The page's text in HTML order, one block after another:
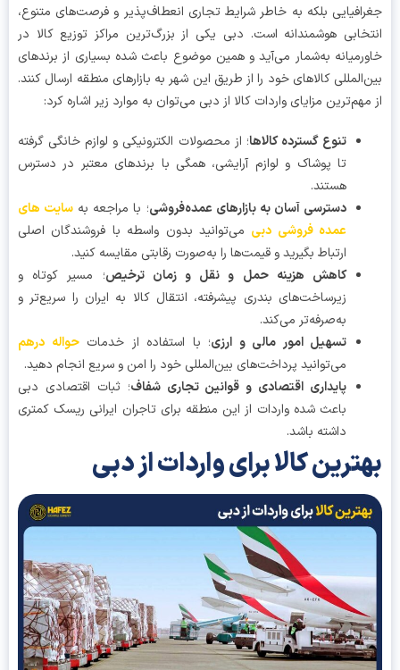
بلکه به خاطر شرایط تجاری انعطاف‌پذیر و فرصت‌های متنوع،
هوشمندانه است. دبی یکی از بزرگ‌ترین مراکز توزیع کالا در
به‌شمار می‌آید و همین موضوع باعث شده بسیاری از برندهای
کالاهای خود را از طریق این شهر به بازارهای منطقه ارسال کنند.
مزایای واردات کالا از دبی می‌توان به موارد زیر اشاره کرد:
تنوع گسترده کالاها؛ از محصولات الکترونیکی و لوازم خانگی گرفته
تا پوشاک و لوازم آرایشی، همگی با برندهای معتبر در دسترس
هستند.
دسترسی آسان به بازارهای عمده‌فروشی؛ با مراجعه بهسایت های
عمده فروشی دبیمی‌توانید بدون واسطه با فروشندگان اصلی
ارتباط بگیرید و قیمت‌ها را به‌صورت رقابتی مقایسه کنید.
کاهش هزینه حمل و نقل و زمان ترخیص؛ مسیر کوتاه و
زیرساخت‌های بندری پیشرفته، انتقال کالا به ایران را سریع‌تر و
به‌صرفه‌تر می‌کند.
تسهیل امور مالی و ارزی؛ با استفاده از خدماتحواله درهم
می‌توانید پرداخت‌های بین‌المللی خود را امن و سریع انجام دهید.
پایداری اقتصادی و قوانین تجاری شفاف ؛ ثبات اقتصادی دبی
باعث شده واردات از این منطقه برای تاجران ایرانی ریسک کمتری
داشته باشد.
کالا برای واردات از دبی